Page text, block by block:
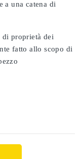
a una catena di
proprietà dei
fatto allo scopo di